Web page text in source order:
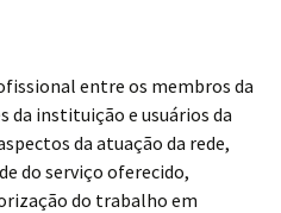
entre os membros da
da instituição e usuários da
da atuação da rede,
do serviço oferecido,
do trabalho em